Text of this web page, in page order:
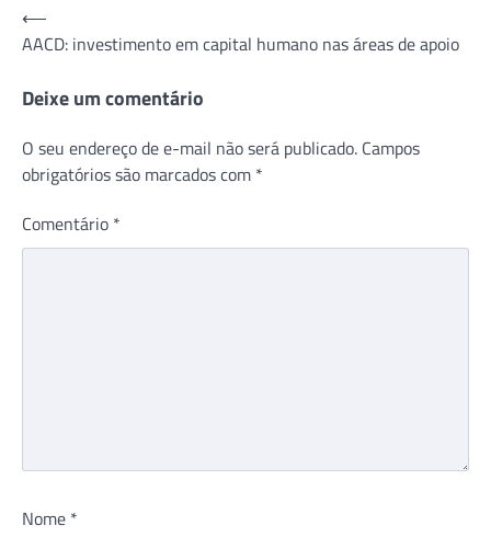
Navegação
de
Post
⟵
AACD: investimento em capital humano nas áreas de apoio
Deixe um comentário
O seu endereço de e-mail não será publicado. Campos
obrigatórios são marcados com *
Comentário *
Nome *